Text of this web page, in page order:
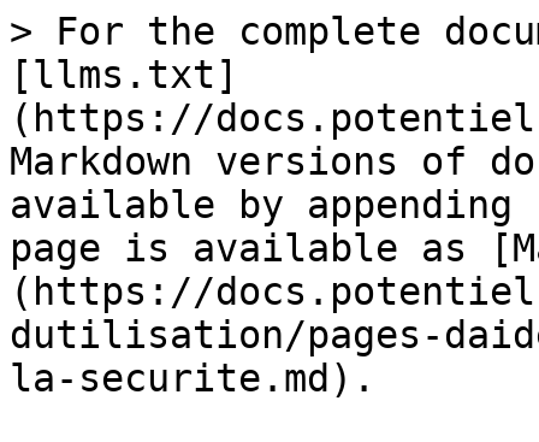
> For the complete
[llms.txt]
(https://
Markdown versions of
available by
page is available as
(https://
dutilisation/pages-
la-securite.md).